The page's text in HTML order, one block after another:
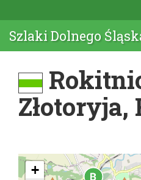
Szlaki Dolnego
Złotoryja,
+